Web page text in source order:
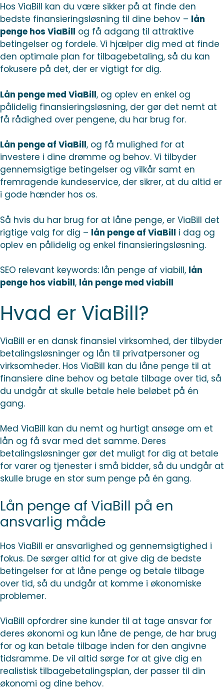
Hos ViaBill kan du være sikker på at finde den
bedste finansieringsløsning til dine behov – lån
penge hos ViaBill og få adgang til attraktive
betingelser og fordele. Vi hjælper dig med at finde
den optimale plan for tilbagebetaling, så du kan
fokusere på det, der er vigtigt for dig.
Lån penge med ViaBill, og oplev en enkel og
pålidelig finansieringsløsning, der gør det nemt at
få rådighed over pengene, du har brug for.
Lån penge af ViaBill, og få mulighed for at
investere i dine drømme og behov. Vi tilbyder
gennemsigtige betingelser og vilkår samt en
fremragende kundeservice, der sikrer, at du altid er
i gode hænder hos os.
Så hvis du har brug for at låne penge, er ViaBill det
rigtige valg for dig – lån penge af ViaBill i dag og
oplev en pålidelig og enkel finansieringsløsning.
SEO relevant keywords: lån penge af viabill, lån
penge hos viabill, lån penge med viabill
Hvad er ViaBill?
ViaBill er en dansk finansiel virksomhed, der tilbyder
betalingsløsninger og lån til privatpersoner og
virksomheder. Hos ViaBill kan du låne penge til at
finansiere dine behov og betale tilbage over tid, så
du undgår at skulle betale hele beløbet på én
gang.
Med ViaBill kan du nemt og hurtigt ansøge om et
lån og få svar med det samme. Deres
betalingsløsninger gør det muligt for dig at betale
for varer og tjenester i små bidder, så du undgår at
skulle bruge en stor sum penge på én gang.
Lån penge af ViaBill på en
ansvarlig måde
Hos ViaBill er ansvarlighed og gennemsigtighed i
fokus. De sørger altid for at give dig de bedste
betingelser for at låne penge og betale tilbage
over tid, så du undgår at komme i økonomiske
problemer.
ViaBill opfordrer sine kunder til at tage ansvar for
deres økonomi og kun låne de penge, de har brug
for og kan betale tilbage inden for den angivne
tidsramme. De vil altid sørge for at give dig en
realistisk tilbagebetalingsplan, der passer til din
økonomi og dine behov.